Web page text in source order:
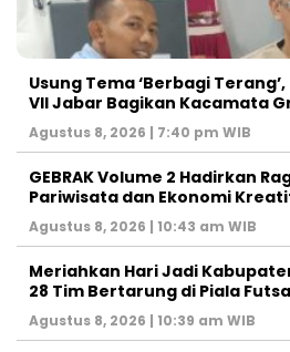
‎Usung Tema ‘Berbagi Terang’,
VII Jabar Bagikan Kacamata
Agustus 8, 2026 | 7:40 pm WIB
GEBRAK Volume 2 Hadirkan
Pariwisata dan Ekonomi
Agustus 8, 2026 | 10:43 am WIB
Meriahkan Hari Jadi
28 Tim Bertarung di Piala
Agustus 8, 2026 | 10:39 am WIB